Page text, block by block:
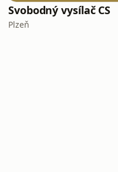
Svobodný vysílač CS
Plzeň